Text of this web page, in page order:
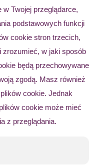
Twojej przeglądarce,
podstawowych funkcji
cookie stron trzecich,
zrozumieć, w jaki sposób
będą przechowywane
zgodą. Masz również
cookie. Jednak
cookie może mieć
z przeglądania.